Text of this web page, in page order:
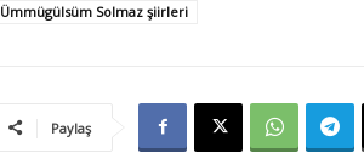
Ümmügülsüm Solmaz şiirleri
Paylaş